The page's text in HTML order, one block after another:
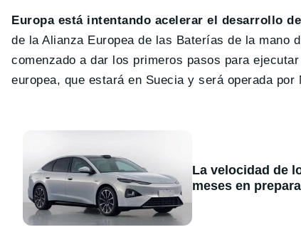
Europa está intentando acelerar el desarrollo
de la Alianza Europea de las Baterías de la mano
comenzado a dar los primeros pasos para
europea, que estará en Suecia y será operada por
La velocidad de
meses en